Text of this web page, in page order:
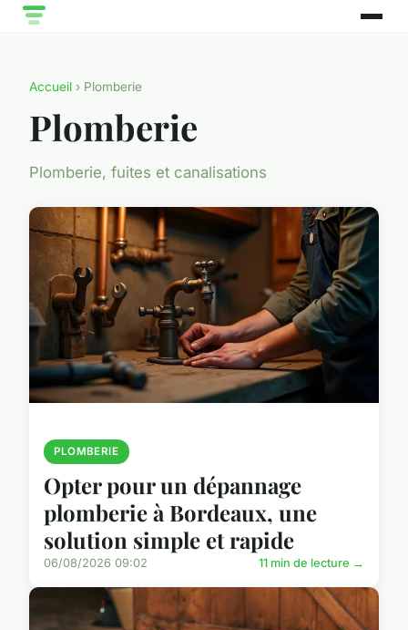
Accueil › Plomberie
Plomberie
Plomberie, fuites et canalisations
PLOMBERIE
Opter pour un dépannage
plomberie à Bordeaux, une
solution simple et rapide
06/08/2026 09:02 11 min de lecture →